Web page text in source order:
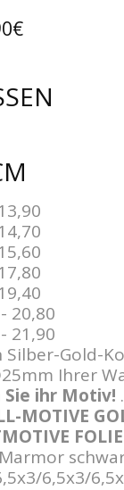
20,80
21,90
Silber-Gold-
Ihrer
Sie ihr Motiv!
MOTIVE
6,5x3/